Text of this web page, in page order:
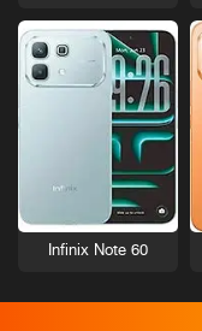
Infinix Note 60